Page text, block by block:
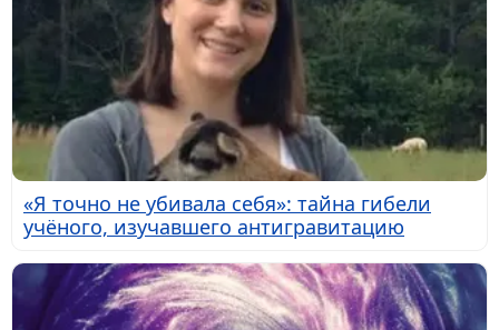
«Я точно не убивала себя»: тайна гибели
учёного, изучавшего антигравитацию